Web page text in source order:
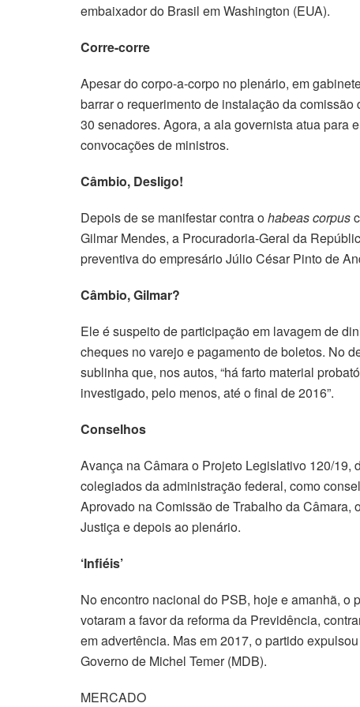
embaixador do Brasil em Washington (EUA).
Corre-corre
Apesar do corpo-a-corpo no plenário, em
barrar o requerimento de instalação da
30 senadores. Agora, a ala governista atua para
convocações de ministros.
Câmbio, Desligo!
Depois de se manifestar contra ohabeas corpus
Gilmar Mendes, a Procuradoria-Geral da
preventiva do empresário Júlio César Pinto de
Câmbio, Gilmar?
Ele é suspeito de participação em lavagem de
cheques no varejo e pagamento de boletos. No
sublinha que, nos autos, “há farto material
investigado, pelo menos, até o final de 2016”.
Conselhos
Avança na Câmara o Projeto Legislativo 120/19,
colegiados da administração federal, como
Aprovado na Comissão de Trabalho da
Justiça e depois ao plenário.
‘Infiéis’
No encontro nacional do PSB, hoje e amanhã, o
votaram a favor da reforma da Previdência,
em advertência. Mas em 2017, o partido
Governo de Michel Temer (MDB).
MERCADO